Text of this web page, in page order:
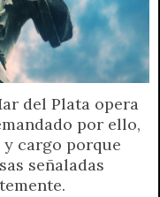
del Plata opera
por ello,
cargo porque
señaladas